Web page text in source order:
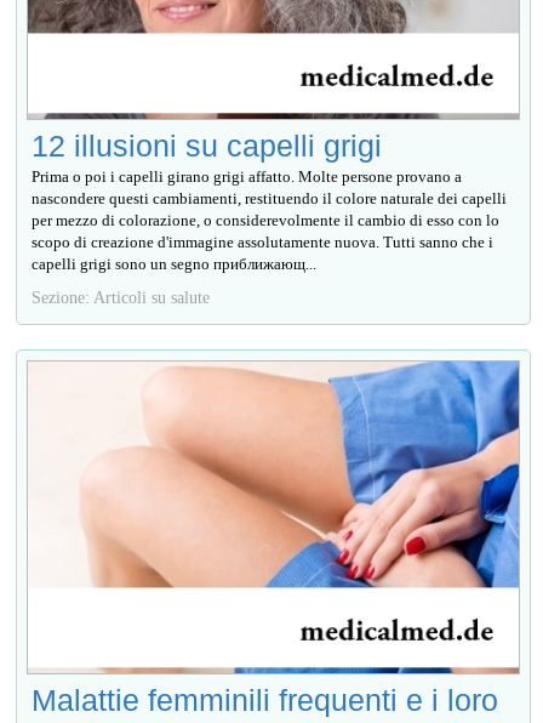
12 illusioni su capelli grigi
Prima o poi i capelli girano grigi affatto. Molte persone provano a
nascondere questi cambiamenti, restituendo il colore naturale dei capelli
per mezzo di colorazione, o considerevolmente il cambio di esso con lo
scopo di creazione d'immagine assolutamente nuova. Tutti sanno che i
capelli grigi sono un segno приближающ...
Sezione: Articoli su salute
Malattie femminili frequenti e i loro